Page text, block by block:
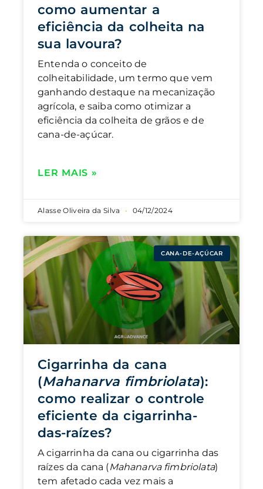
como aumentar a
eficiência da colheita na
sua lavoura?
Entenda o conceito de
colheitabilidade, um termo que vem
ganhando destaque na mecanização
agrícola, e saiba como otimizar a
eficiência da colheita de grãos e de
cana-de-açúcar.
LER MAIS »
Alasse Oliveira da Silva 04/12/2024
CANA-DE-AÇÚCAR
Cigarrinha da cana
(Mahanarva fimbriolata):
como realizar o controle
eficiente da cigarrinha-
das-raízes?
A cigarrinha da cana ou cigarrinha das
raízes da cana (Mahanarva fimbriolata)
tem afetado cada vez mais a